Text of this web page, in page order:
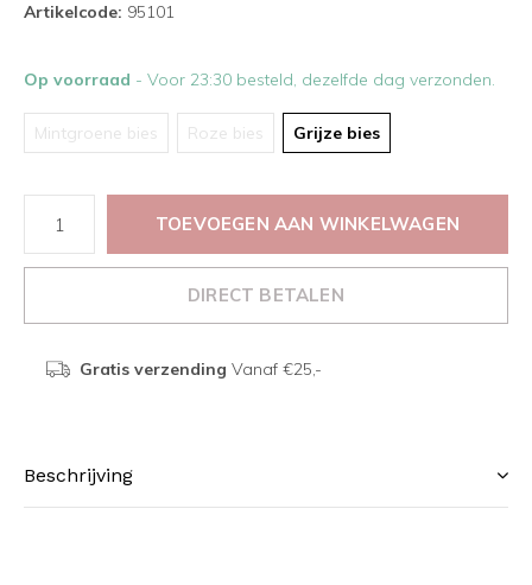
Artikelcode: 95101
Op voorraad - Voor 23:30 besteld, dezelfde dag verzonden.
Mintgroene bies Roze bies Grijze bies
TOEVOEGEN AAN WINKELWAGEN
DIRECT BETALEN
Gratis verzending Vanaf €25,-
Beschrijving